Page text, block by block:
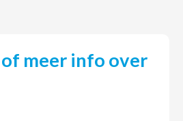
meer info over